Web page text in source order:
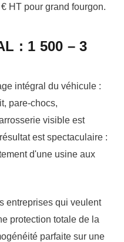
HT pour grand fourgon.
: 1 500 – 3
intégral du véhicule :
pare-chocs,
visible est
est spectaculaire :
d'une usine aux
entreprises qui veulent
protection totale de la
parfaite sur une